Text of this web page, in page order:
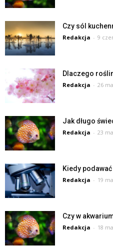
Czy sól
Redakcja - 9
Dlaczego
Redakcja - 26
Jak długo
Redakcja - 23
Kiedy
Redakcja - 19
Czy w
Redakcja - 18